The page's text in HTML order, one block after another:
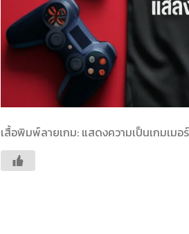
เสื้อพิมพ์ลายเกม: แสดงความเป็นเกมเม